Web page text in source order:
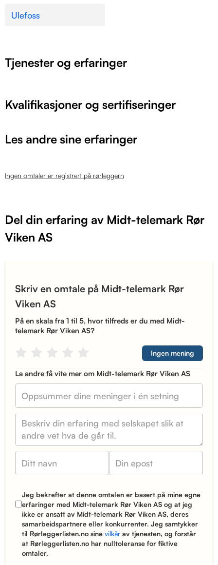
Ulefoss
Tjenester og erfaringer
Kvalifikasjoner og sertifiseringer
Les andre sine erfaringer
Ingen omtaler er registrert på rørleggern
Del din erfaring av Midt-telemark Rør
Viken AS
Skriv en omtale på Midt-telemark Rør
Viken AS
På en skala fra 1 til 5, hvor tilfreds er du med Midt-
telemark Rør Viken AS?
Ingen mening
La andre få vite mer om Midt-telemark Rør Viken AS
Jeg bekrefter at denne omtalen er basert på mine egne
erfaringer med Midt-telemark Rør Viken AS og at jeg
ikke er ansatt av Midt-telemark Rør Viken AS, deres
samarbeidspartnere eller konkurrenter. Jeg samtykker
til Rørleggerlisten.no sine vilkårav tjenesten, og forstår
at Rørleggerlisten.no har nulltoleranse for fiktive
omtaler.